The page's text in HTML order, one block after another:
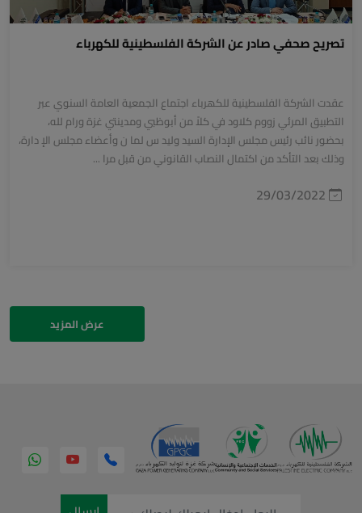
تصريح صحفي صادر عن الشركة الفلسطينية للكهرباء
عقدت الشركة الفلسطینیة للكھرباء اجتماع الجمعیة العامة السنوي عبر
التطبیق المرئي زووم كلاود في كلاً من أبوظبي ومدینتي غزة ورام لله،
بحضور نائب رئیس مجلس الإدارة السید ولید س لما ن وأعضاء مجلس الإ دارة،
وذلك بعد التأكد من اكتمال النصاب القانوني من قبل مرا ...
29/03/2022
عرض المزيد